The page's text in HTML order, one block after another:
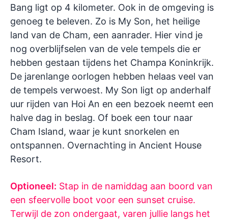
Bang ligt op 4 kilometer. Ook in de omgeving is
genoeg te beleven. Zo is My Son, het heilige
land van de Cham, een aanrader. Hier vind je
nog overblijfselen van de vele tempels die er
hebben gestaan tijdens het Champa Koninkrijk.
De jarenlange oorlogen hebben helaas veel van
de tempels verwoest. My Son ligt op anderhalf
uur rijden van Hoi An en een bezoek neemt een
halve dag in beslag. Of boek een tour naar
Cham Island, waar je kunt snorkelen en
ontspannen. Overnachting in Ancient House
Resort.
Optioneel: Stap in de namiddag aan boord van
een sfeervolle boot voor een sunset cruise.
Terwijl de zon ondergaat, varen jullie langs het